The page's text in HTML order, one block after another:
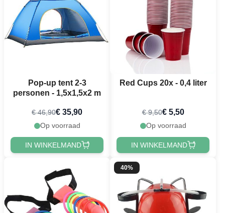
Pop-up tent 2-3
personen - 1,5x1,5x2 m
€ 46,90€ 35,90
Op voorraad
IN WINKELMAND
Red Cups 20x - 0,4 liter
€ 9,50€ 5,50
Op voorraad
IN WINKELMAND
40%